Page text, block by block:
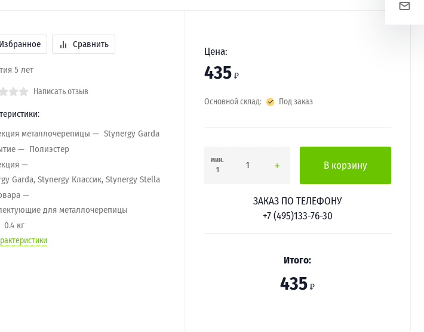
Избранное Сравнить
5 лет
Написать отзыв
металлочерепицы
Stynergy Garda
Полиэстер
Garda, Stynergy Классик, Stynergy Stella
для металлочерепицы
0.4 кг
Цена:
435 ₽
Основной склад: Под заказ
мин.
1
В корзину
ЗАКАЗ ПО ТЕЛЕФОНУ
+7 (495)133-76-30
Итого:
435 ₽